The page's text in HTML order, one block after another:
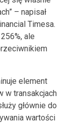
– napisał
Timesa.
ale
element
w transakcjach
głównie do
wartości